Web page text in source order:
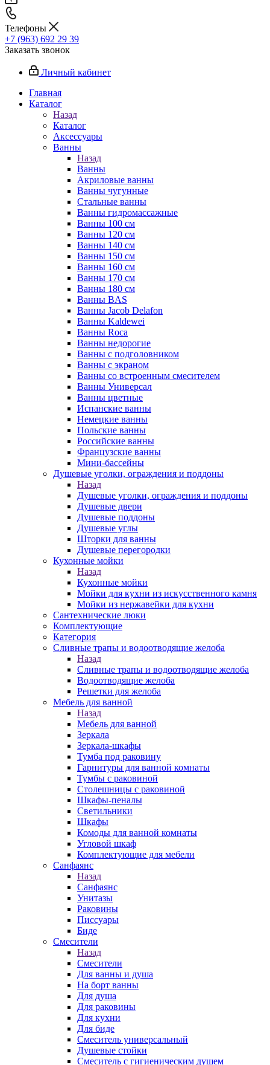
Телефоны
+7 (963) 692 29 39
Заказать звонок
Личный кабинет
Главная
Каталог
Назад
Каталог
Аксессуары
Ванны
Назад
Ванны
Акриловые ванны
Ванны чугунные
Стальные ванны
Ванны гидромассажные
Ванны 100 см
Ванны 120 см
Ванны 140 см
Ванны 150 см
Ванны 160 см
Ванны 170 см
Ванны 180 см
Ванны BAS
Ванны Jacob Delafon
Ванны Kaldewei
Ванны Roca
Ванны недорогие
Ванны с подголовником
Ванны с экраном
Ванны со встроенным смесителем
Ванны Универсал
Ванны цветные
Испанские ванны
Немецкие ванны
Польские ванны
Российские ванны
Французские ванны
Мини-бассейны
Душевые уголки, ограждения и поддоны
Назад
Душевые уголки, ограждения и поддоны
Душевые двери
Душевые поддоны
Душевые углы
Шторки для ванны
Душевые перегородки
Кухонные мойки
Назад
Кухонные мойки
Мойки для кухни из искусственного камня
Мойки из нержавейки для кухни
Сантехнические люки
Комплектующие
Категория
Cливные трапы и водоотводящие желоба
Назад
Cливные трапы и водоотводящие желоба
Водоотводящие желоба
Решетки для желоба
Мебель для ванной
Назад
Мебель для ванной
Зеркала
Зеркала-шкафы
Тумба под раковину
Гарнитуры для ванной комнаты
Тумбы с раковиной
Столешницы с раковиной
Шкафы-пеналы
Светильники
Шкафы
Комоды для ванной комнаты
Угловой шкаф
Комплектующие для мебели
Санфаянс
Назад
Санфаянс
Унитазы
Раковины
Писсуары
Биде
Смесители
Назад
Смесители
Для ванны и душа
На борт ванны
Для душа
Для раковины
Для кухни
Для биде
Смеситель универсальный
Душевые стойки
Смеситель с гигиеническим душем